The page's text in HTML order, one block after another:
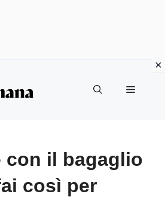
Menu
con il bagaglio
così per